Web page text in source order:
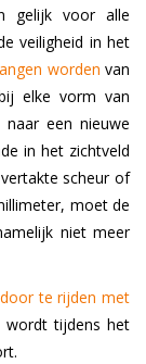
gelijk voor alle
veiligheid in het
worden van
elke vorm van
een nieuwe
in het zichtveld
scheur of
moet de
niet meer
door te rijden met
wordt tijdens het